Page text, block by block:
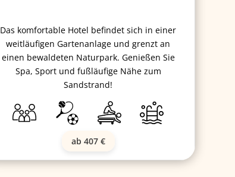
Das komfortable Hotel befindet sich in einer
weitläufigen Gartenanlage und grenzt an
einen bewaldeten Naturpark. Genießen Sie
Spa, Sport und fußläufige Nähe zum
Sandstrand!
ab 407 €